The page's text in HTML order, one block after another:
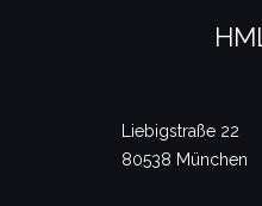
Liebigstraße 22
80538 München